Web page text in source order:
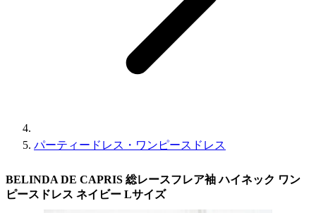
パーティードレス・ワンピースドレス
BELINDA DE CAPRIS 総レースフレア袖 ハイネック ワン
ピースドレス ネイビー Lサイズ